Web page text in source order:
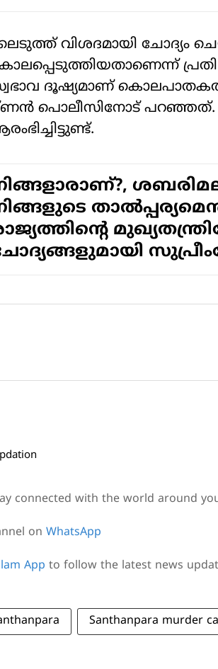
വിശദമായി ചോദ്യം
കൊലപ്പെടുത്തിയതാണെന്ന്
ദൂഷ്യമാണ്
പൊലീസിനോട്
connected with the world around
on WhatsApp
App to follow the latest news
Santhanpara murder